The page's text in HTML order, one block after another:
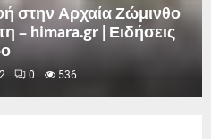
στην Αρχαία Ζώμινθο
– himara.gr | Ειδήσεις
0 536